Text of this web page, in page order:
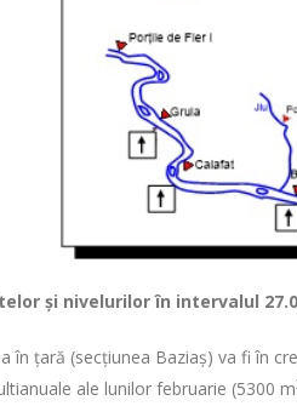
şi nivelurilorîn intervalul
în ţară (secţiunea Baziaş) va fi în
ale lunilor februarie (5300 m